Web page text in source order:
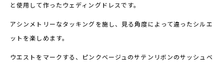
と使用して作ったウェディングドレスです。
アシンメトリーなタッキングを施し、見る角度によって違ったシルエ
ットを楽しめます。
ウエストをマークする、ピンクベージュのサテンリボンのサッシュベ